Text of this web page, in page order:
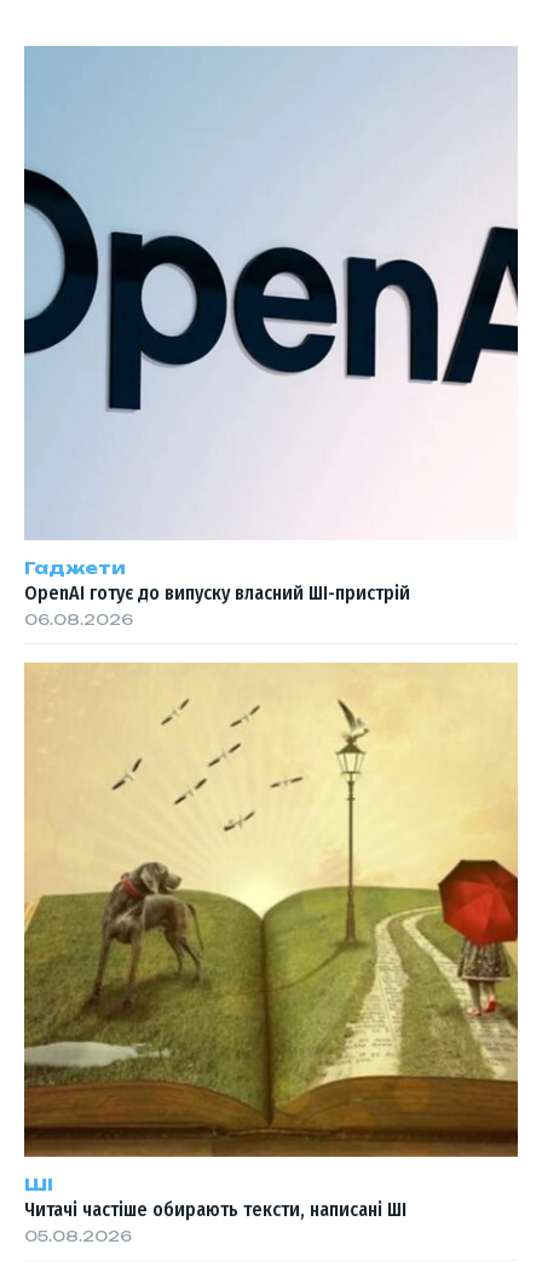
Гаджети
OpenAI готує до випуску власний ШІ-пристрій
06.08.2026
ШІ
Читачі частіше обирають тексти, написані ШІ
05.08.2026